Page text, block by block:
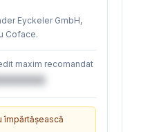
Eyckeler GmbH,
Coface.
maxim recomandat
împărtășească